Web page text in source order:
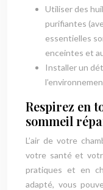
Utiliser des
purifiantes
essentielles
enceintes et
Installer un
Respirez en
sommeil
L’air de votre
votre santé et
pratiques et en
adapté, vous